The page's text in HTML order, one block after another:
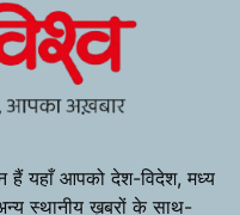
हैं यहाँ आपको देश-विदेश, मध्य
स्थानीय ख़बरों के साथ-